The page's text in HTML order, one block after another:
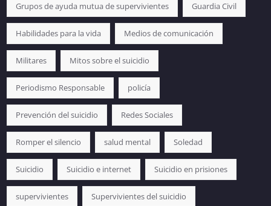
Grupos de ayuda mutua de supervivientes Guardia Civil
Habilidades para la vida Medios de comunicación
Militares Mitos sobre el suicidio
Periodismo Responsable policía
Prevención del suicidio Redes Sociales
Romper el silencio salud mental Soledad
Suicidio Suicidio e internet Suicidio en prisiones
supervivientes Supervivientes del suicidio